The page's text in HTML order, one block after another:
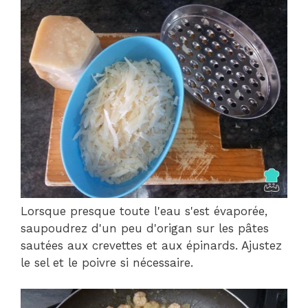
Lorsque presque toute l'eau s'est évaporée,
saupoudrez d'un peu d'origan sur les pâtes
sautées aux crevettes et aux épinards. Ajustez
le sel et le poivre si nécessaire.